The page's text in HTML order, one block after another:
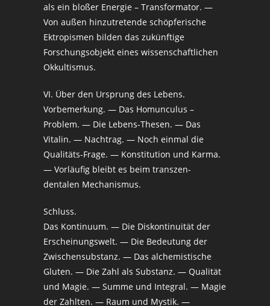
als ein bloßer Energie – Transformator. —
Von außen hinzutretende schöpferische
Ektropismen bilden das zukünftige
Forschungsobjekt eines wissenschaftlichen
Okkultismus.
VI. Über den Ursprung des Lebens.
Vorbemerkung. — Das Homunculus –
Problem. — Die Lebens-Thesen. — Das
Vitalin. — Nachtrag. — Noch einmal die
Qualitäts-Frage. — Konstitution und Karma.
— Vorläufig bleibt es beim transzen-
dentalen Mechanismus.
Schluss.
Das Kontinuum. — Die Diskontinuität der
Erscheinungswelt. — Die Bedeutung der
Zwischensubstanz. — Das alchemistische
Gluten. — Die Zahl als Substanz. — Qualität
und Magie. — Summe und Integral. — Magie
der Zahlten. — Raum und Mystik. —